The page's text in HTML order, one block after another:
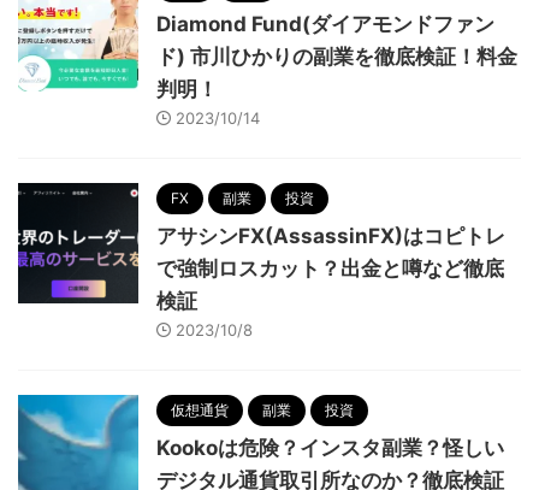
Diamond Fund(ダイアモンドファン
ド) 市川ひかりの副業を徹底検証！料金
判明！
2023/10/14
FX 副業 投資
アサシンFX(AssassinFX)はコピトレ
で強制ロスカット？出金と噂など徹底
検証
2023/10/8
仮想通貨 副業 投資
Kookoは危険？インスタ副業？怪しい
デジタル通貨取引所なのか？徹底検証